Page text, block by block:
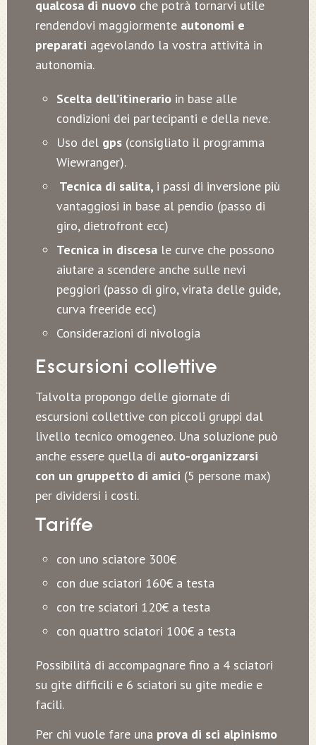
qualcosa di nuovo che potrà tornarvi utile
rendendovi maggiormente autonomi e
preparati agevolando la vostra attività in
autonomia.
Scelta dell’itinerario in base alle
condizioni dei partecipanti e della neve.
Uso del gps (consigliato il programma
Wiewranger).
Tecnica di salita, i passi di inversione più
vantaggiosi in base al pendio (passo di
giro, dietrofront ecc)
Tecnica in discesa le curve che possono
aiutare a scendere anche sulle nevi
peggiori (passo di giro, virata delle guide,
curva freeride ecc)
Considerazioni di nivologia
Escursioni collettive
Talvolta propongo delle giornate di
escursioni collettive con piccoli gruppi dal
livello tecnico omogeneo. Una soluzione può
anche essere quella di auto-organizzarsi
con un gruppetto di amici (5 persone max)
per dividersi i costi.
Tariffe
con uno sciatore 300€
con due sciatori 160€ a testa
con tre sciatori 120€ a testa
con quattro sciatori 100€ a testa
Possibilità di accompagnare fino a 4 sciatori
su gite difficili e 6 sciatori su gite medie e
facili.
Per chi vuole fare una prova di sci alpinismo